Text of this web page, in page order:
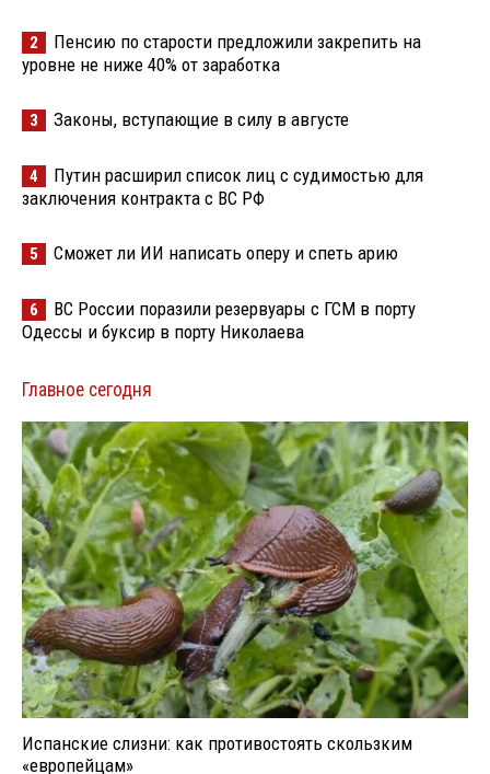
2
Пенсию по старости предложили закрепить на
уровне не ниже 40% от заработка
3 Законы, вступающие в силу в августе
4
Путин расширил список лиц с судимостью для
заключения контракта с ВС РФ
5 Сможет ли ИИ написать оперу и спеть арию
6
ВС России поразили резервуары с ГСМ в порту
Одессы и буксир в порту Николаева
Главное сегодня
Испанские слизни: как противостоять скользким
«европейцам»